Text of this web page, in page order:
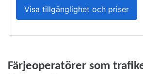
Visa tillgänglighet och priser
Färjeoperatörer som